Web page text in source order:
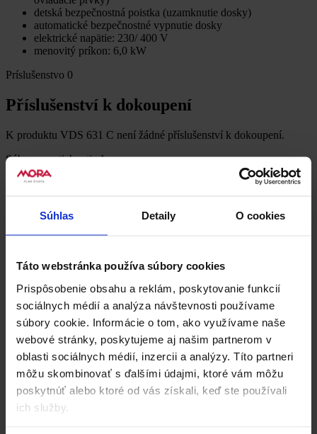
Súhlas Detaily O cookies
Táto webstránka používa súbory cookies
Prispôsobenie obsahu a reklám, poskytovanie funkcií
sociálnych médií a analýza návštevnosti používame
súbory cookie. Informácie o tom, ako využívame naše
webové stránky, poskytujeme aj našim partnerom v
oblasti sociálnych médií, inzercii a analýzy. Títo partneri
môžu skombinovať s ďalšími údajmi, ktoré vám môžu
poskytnúť alebo ktoré od vás získali, keď ste používali
ich služby.
detská bezpečnostná poistka (uzamknutie dosky)
automatické bezpečnostné vypnutie dosky
elektrické napätie: 230/ 400 V
menovitý príkon: 6,0 kW
Príslušenstvo 0
Příslušenství k dokoupení
K produktu VDS 631 C není žádné příslušenství k dokoupení.
Súbory na stiahnutie1
Buďte první, kdo produkt VDS 631 C ohodnotí.
Napsat uživatelskou recenzi
Uživatelská recenze